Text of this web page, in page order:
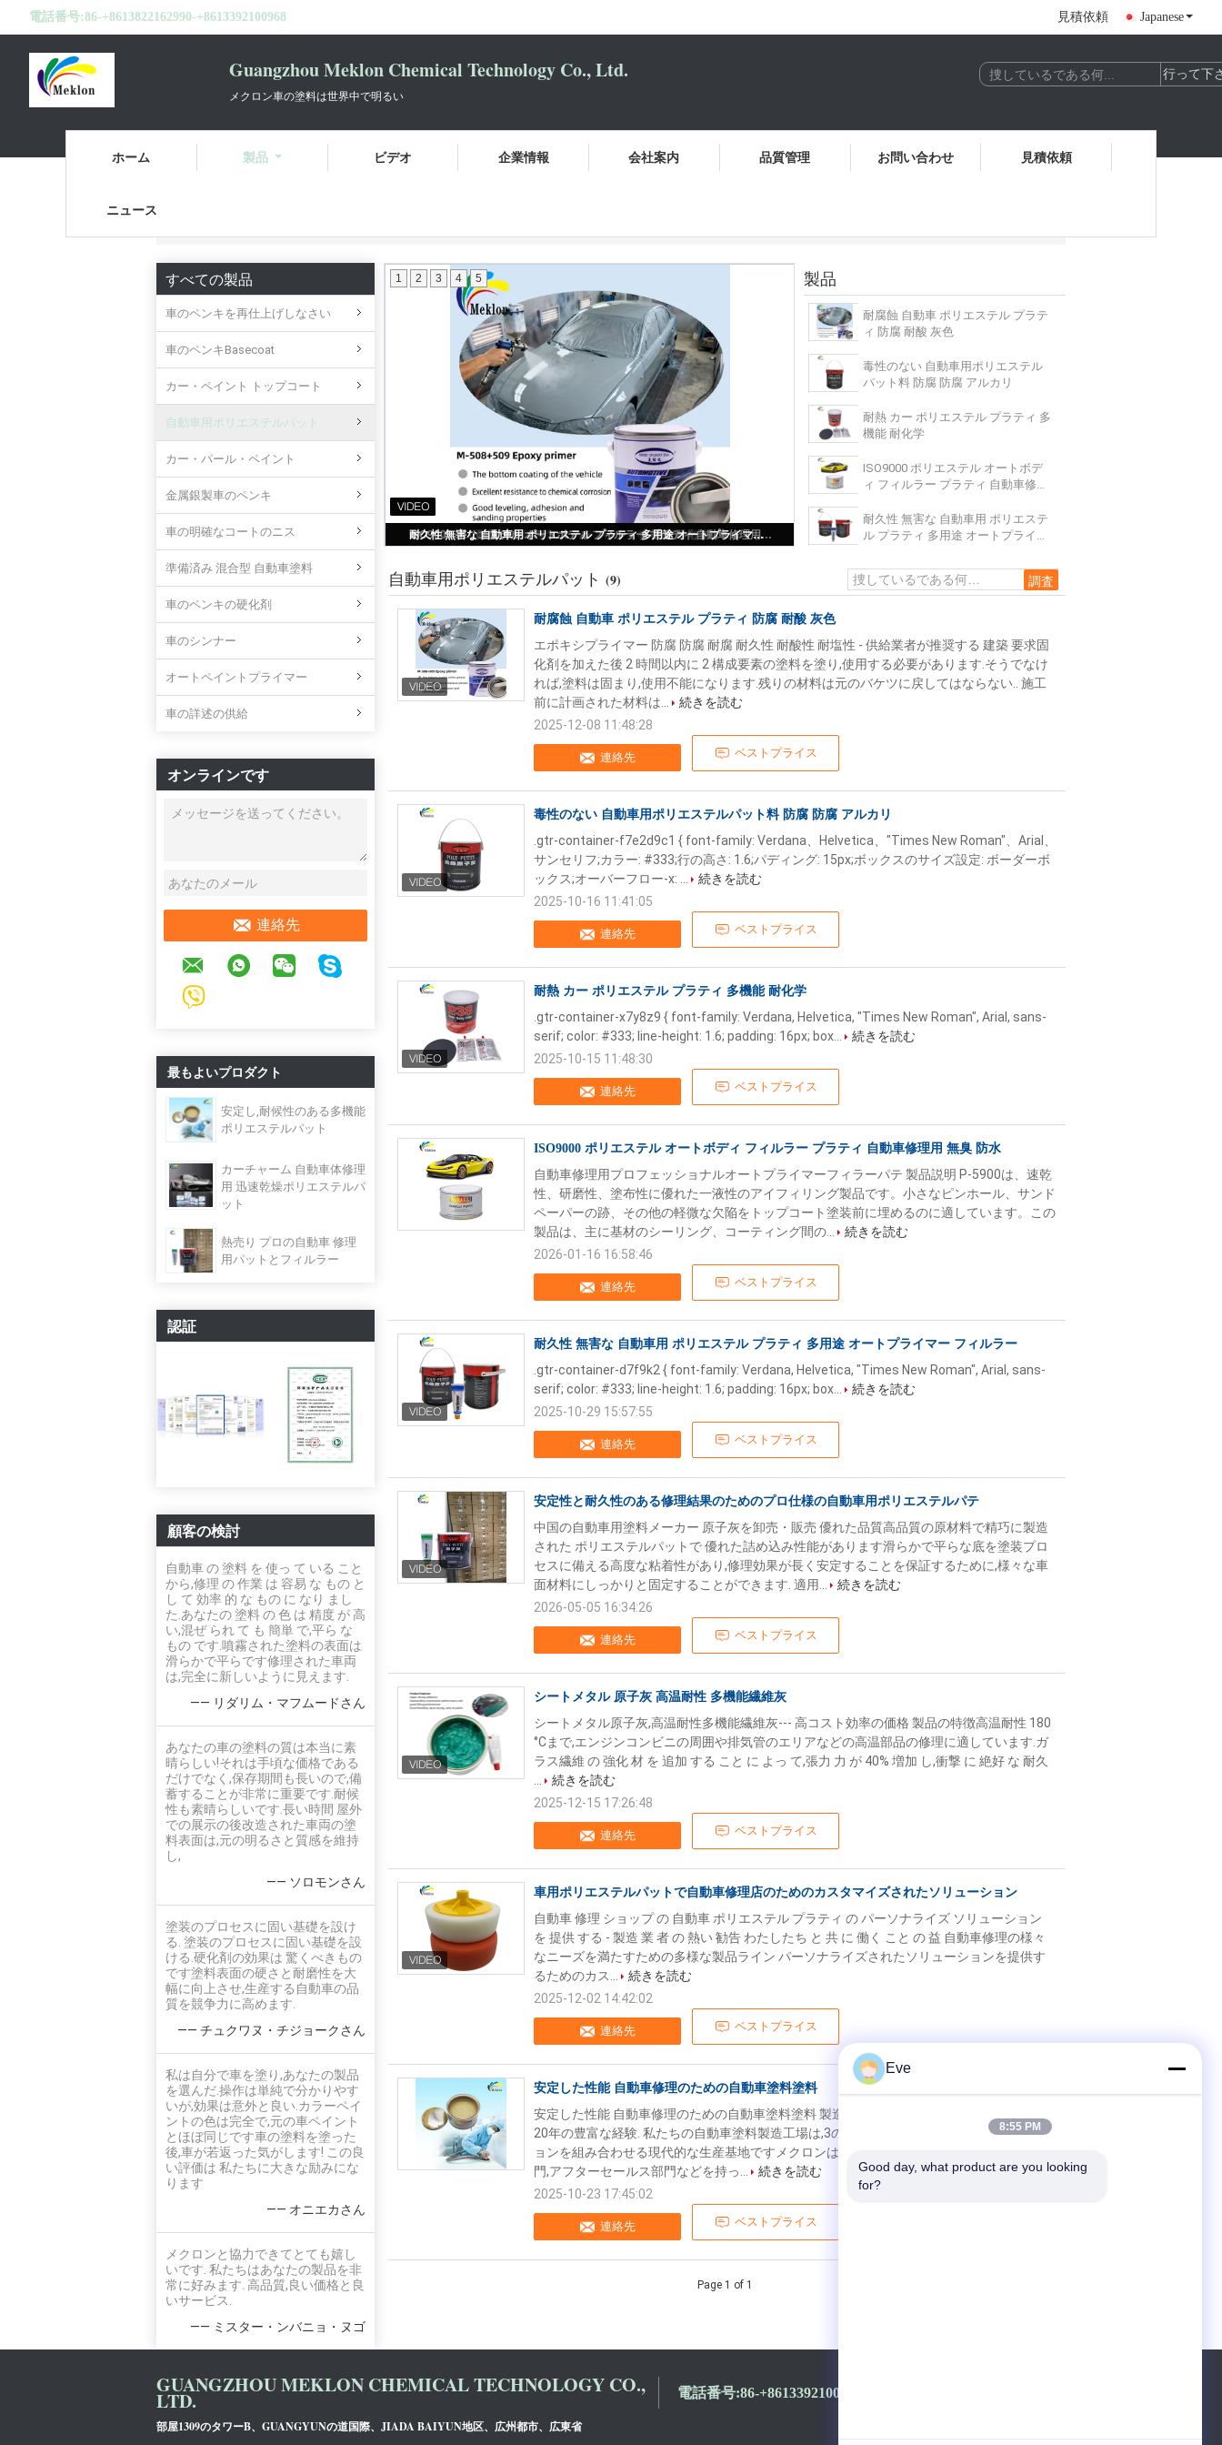
電話番号:86-+8613822162990-+8613392100968 見積依頼 Japanese
Guangzhou Meklon Chemical Technology Co., Ltd.
メクロン車の塗料は世界中で明るい
ホーム 製品 ビデオ 企業情報 会社案内 品質管理 お問い合わせ 見積依頼
ニュース
すべての製品
車のペンキを再仕上げしなさい
車のペンキBasecoat
カー・ペイント トップコート
自動車用ポリエステルパット
カー・パール・ペイント
金属銀製車のペンキ
車の明確なコートのニス
準備済み 混合型 自動車塗料
車のペンキの硬化剤
車のシンナー
オートペイントプライマー
車の詳述の供給
オンラインです
連絡先
最もよいプロダクト
安定し,耐候性のある多機能
ポリエステルパット
カーチャーム 自動車体修理
用 迅速乾燥ポリエステルパ
ット
熱売り プロの自動車 修理
用パットとフィルラー
認証
顧客の検討
自動車 の 塗料 を 使っ て いる こと
から,修理 の 作業 は 容易 な もの と
し て 効率 的 な もの に なり まし
た.あなたの 塗料 の 色 は 精度 が 高
い,混ぜ られ て も 簡単 で,平ら な
もの です.噴霧された塗料の表面は
滑らかで平らです修理された車両
は,完全に新しいように見えます.
—— リダリム・マフムードさん
あなたの車の塗料の質は本当に素
晴らしい!それは手頃な価格である
だけでなく,保存期間も長いので,備
蓄することが非常に重要です.耐候
性も素晴らしいです.長い時間 屋外
での展示の後改造された車両の塗
料表面は,元の明るさと質感を維持
し,
—— ソロモンさん
塗装のプロセスに固い基礎を設け
る. 塗装のプロセスに固い基礎を設
ける.硬化剤の効果は 驚くべきもの
です塗料表面の硬さと耐磨性を大
幅に向上させ,生産する自動車の品
質を競争力に高めます.
—— チュクワヌ・チジョークさん
私は自分で車を塗り,あなたの製品
を選んだ.操作は単純で分かりやす
いが,効果は意外と良い.カラーペイ
ントの色は完全で,元の車ペイント
とほぼ同じです車の塗料を塗った
後,車が若返った気がします! この良
い評価は 私たちに大きな励みにな
ります
—— オニエカさん
メクロンと協力できてとても嬉し
いです. 私たちはあなたの製品を非
常に好みます. 高品質,良い価格と良
いサービス.
—— ミスター・ンバニョ・ヌゴ
耐腐蝕 自動車 ポリエステル プラティ 防腐 耐酸 灰色
1 2 3 4 5 製品
耐腐蝕 自動車 ポリエステル プラテ
ィ 防腐 耐酸 灰色
毒性のない 自動車用ポリエステル
パット料 防腐 防腐 アルカリ
耐熱 カー ポリエステル プラティ 多
機能 耐化学
ISO9000 ポリエステル オートボデ
ィ フィルラー プラティ 自動車修理
耐久性 無害な 自動車用 ポリエステ
ル プラティ 多用途 オートプライマ
自動車用ポリエステルパット (9)
耐腐蝕 自動車 ポリエステル プラティ 防腐 耐酸 灰色
連絡先 ベストプライス
エポキシプライマー 防腐 防腐 耐腐 耐久性 耐酸性 耐塩性 - 供給業者が推奨する 建築 要求固
化剤を加えた後 2 時間以内に 2 構成要素の塗料を塗り,使用する必要があります.そうでなけ
れば,塗料は固まり,使用不能になります.残りの材料は元のバケツに戻してはならない.. 施工
前に計画された材料は...
続きを読む
2025-12-08 11:48:28
毒性のない 自動車用ポリエステルパット料 防腐 防腐 アルカリ
連絡先 ベストプライス
.gtr-container-f7e2d9c1 { font-family: Verdana、Helvetica、"Times New Roman"、Arial、
サンセリフ;カラー: #333;行の高さ: 1.6;パディング: 15px;ボックスのサイズ設定: ボーダーボ
ックス;オーバーフロー-x: ...
続きを読む
2025-10-16 11:41:05
耐熱 カー ポリエステル プラティ 多機能 耐化学
連絡先 ベストプライス
.gtr-container-x7y8z9 { font-family: Verdana, Helvetica, "Times New Roman", Arial, sans-
serif; color: #333; line-height: 1.6; padding: 16px; box...
続きを読む
2025-10-15 11:48:30
ISO9000 ポリエステル オートボディ フィルラー プラティ 自動車修理用 無臭 防水
連絡先 ベストプライス
自動車修理用プロフェッショナルオートプライマーフィラーパテ 製品説明 P-5900は、速乾
性、研磨性、塗布性に優れた一液性のアイフィリング製品です。小さなピンホール、サンド
ペーパーの跡、その他の軽微な欠陥をトップコート塗装前に埋めるのに適しています。この
製品は、主に基材のシーリング、コーティング間の...
続きを読む
2026-01-16 16:58:46
耐久性 無害な 自動車用 ポリエステル プラティ 多用途 オートプライマー フィルラー
連絡先 ベストプライス
.gtr-container-d7f9k2 { font-family: Verdana, Helvetica, "Times New Roman", Arial, sans-
serif; color: #333; line-height: 1.6; padding: 16px; box...
続きを読む
2025-10-29 15:57:55
安定性と耐久性のある修理結果のためのプロ仕様の自動車用ポリエステルパテ
連絡先 ベストプライス
中国の自動車用塗料メーカー 原子灰を卸売・販売 優れた品質高品質の原材料で精巧に製造
された ポリエステルパットで 優れた詰め込み性能があります滑らかで平らな底を塗装プロ
セスに備える高度な粘着性があり,修理効果が長く安定することを保証するために,様々な車
面材料にしっかりと固定することができます. 適用...
続きを読む
2026-05-05 16:34:26
シートメタル 原子灰 高温耐性 多機能繊維灰
連絡先 ベストプライス
シートメタル原子灰,高温耐性多機能繊維灰--- 高コスト効率の価格 製品の特徴高温耐性 180
°Cまで,エンジンコンビニの周囲や排気管のエリアなどの高温部品の修理に適しています.ガ
ラス繊維 の 強化 材 を 追加 する こと に よっ て,張力 力 が 40% 増加 し,衝撃 に 絶好 な 耐久
続きを読む
2025-12-15 17:26:48
車用ポリエステルパットで自動車修理店のためのカスタマイズされたソリューション
連絡先 ベストプライス
自動車 修理 ショップ の 自動車 ポリエステル プラティ の パーソナライズ ソリューション
を 提供 する - 製造 業 者 の 熱い 勧告 わたしたち と 共 に 働く こと の 益 自動車修理の様々
なニーズを満たすための多様な製品ライン パーソナライズされたソリューションを提供す
るためのカス...
続きを読む
2025-12-02 14:42:02
安定した性能 自動車修理のための自動車塗料塗料
連絡先 ベストプライス
安定した性能 自動車修理のための自動車塗料塗料 製造者紹介: メクロン自動車塗料製造工場
20年の豊富な経験. 私たちの自動車塗料製造工場は,3の面積をカバーしています.イノベーシ
ョンを組み合わせる現代的な生産基地ですメクロンは研究部門,テスト部門,生産部門,販売部
門,アフターセールス部門などを持っ...
続きを読む
2025-10-23 17:45:02
Page 1 of 1
GUANGZHOU MEKLON CHEMICAL TECHNOLOGY CO.,
LTD.
部屋1309のタワーB、GUANGYUNの道国際、JIADA BAIYUN地区、広州都市、広東省
電話番号:86-+8613392100968-+8613501528806
Eve
8:55 PM
Good day, what product are you looking
for?